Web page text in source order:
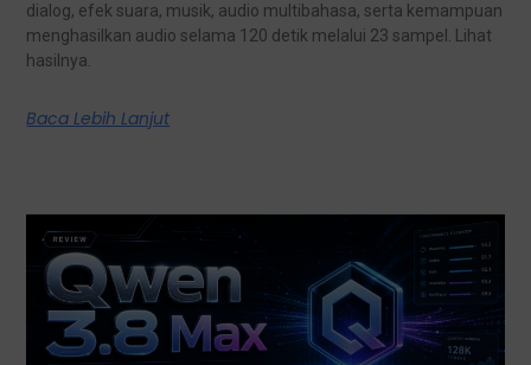
dialog, efek suara, musik, audio multibahasa, serta kemampuan
menghasilkan audio selama 120 detik melalui 23 sampel. Lihat
hasilnya.
Baca Lebih Lanjut